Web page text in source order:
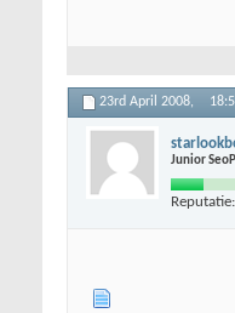
23rd April 2008,
Junior
Reputatie: